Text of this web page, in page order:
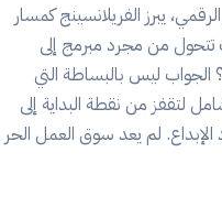
يبرز الفريلانسينج كمسار
تتحول من مجرد مبرمج إلى
ليس بالبساطة التي
لتقفز من نقطة البداية إلى
الإبداع. لم يعد سوق العمل الحر